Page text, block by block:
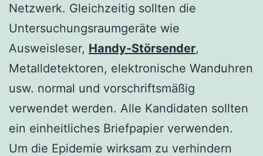
Netzwerk. Gleichzeitig sollten die
Untersuchungsraumgeräte wie
Ausweisleser, Handy-Störsender,
Metalldetektoren, elektronische Wanduhren
usw. normal und vorschriftsmäßig
verwendet werden. Alle Kandidaten sollten
ein einheitliches Briefpapier verwenden.
Um die Epidemie wirksam zu verhindern